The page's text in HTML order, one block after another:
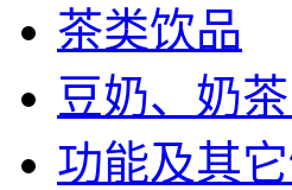
茶类饮品
豆奶、奶茶
功能及其